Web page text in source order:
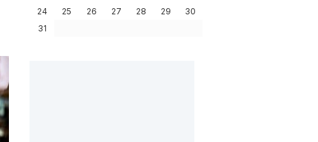
24
25 26 27 28 29
30
31